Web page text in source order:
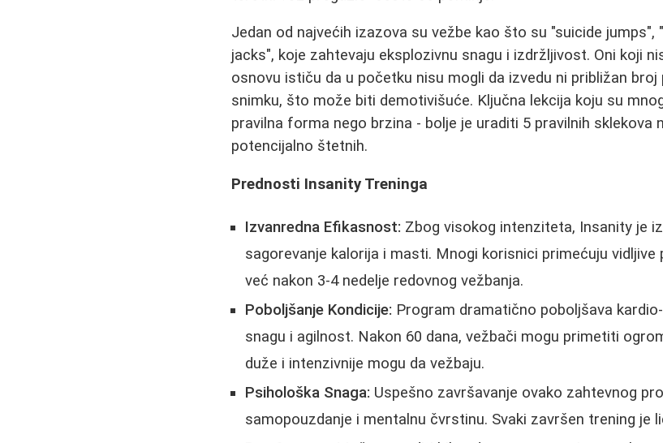
Jedan od najvećih izazova su vežbe kao što su "suicide jumps",
jacks", koje zahtevaju eksplozivnu snagu i izdržljivost. Oni koji
osnovu ističu da u početku nisu mogli da izvedu ni približan
snimku, što može biti demotivišuće. Ključna lekcija koju su
pravilna forma nego brzina - bolje je uraditi 5 pravilnih sklekova
potencijalno štetnih.
Prednosti Insanity Treninga
Izvanredna Efikasnost: Zbog visokog intenziteta, Insanity je
sagorevanje kalorija i masti. Mnogi korisnici primećuju
već nakon 3-4 nedelje redovnog vežbanja.
Poboljšanje Kondicije: Program dramatično poboljšava
snagu i agilnost. Nakon 60 dana, vežbači mogu primetiti
duže i intenzivnije mogu da vežbaju.
Psihološka Snaga: Uspešno završavanje ovako zahtevnog
samopouzdanje i mentalnu čvrstinu. Svaki završen trening je